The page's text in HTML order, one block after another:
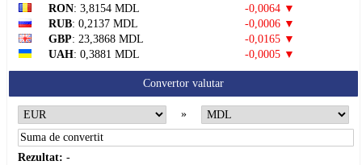
RON: 3,8154 MDL
-0,0064 ▼
RUB: 0,2137 MDL
-0,0006 ▼
GBP: 23,3868 MDL
-0,0165 ▼
UAH: 0,3881 MDL -0,0005 ▼
Convertor valutar
»
Rezultat: -